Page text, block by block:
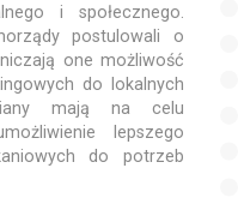
i społecznego.
postulowali o
one możliwość
do lokalnych
mają na celu
lepszego
do potrzeb